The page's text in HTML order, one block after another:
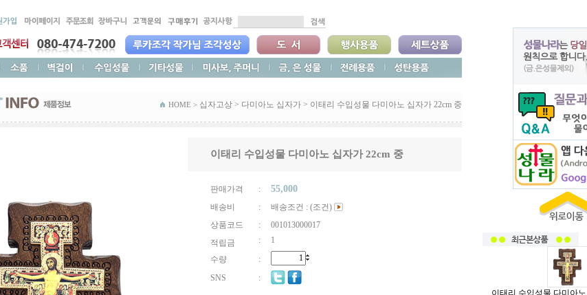
HOME > 십자고상 > 다미아노 십자가 > 이태리 수입성물 다미아노 십자가 22cm 중
이태리 수입성물 다미아노 십자가 22cm 중
판매가격 : 55,000
배송비 :
배송조건 : (조건)
상품코드
:
001013000017
적립금
:
1
수량
:
SNS
:
이태리 수입성물 다미아